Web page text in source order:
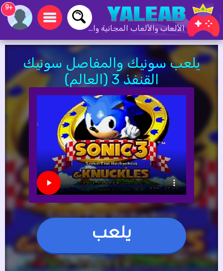
الألعاب والألعاب المجانية والألعاب عبر الإنترنت
+9
يلعب سونيك والمفاصل سونيك
القنفذ 3 (العالم)
يلعب